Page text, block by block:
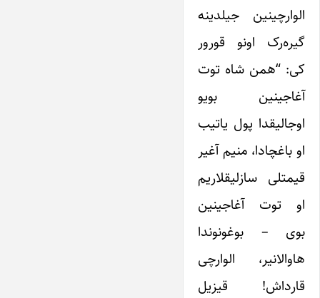
الوارچینین جیلدینه
گیره‌رک اونو قورور
کی: “همن شاه توت
آغاجینین بویو
اوجالیقدا پول یاتیب
او باغچادا، منیم آغیر
قیمتلی سازلیقلاریم
او توت آغاجینین
بوی – بوغونوندا
هاوالانیر، الوارچی
قارداش! قیزیل